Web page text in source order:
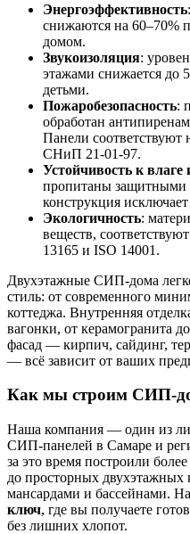
Энергоэффективность
снижаются на 60–70%
домом.
Звукоизоляция:
этажами снижается до
детьми.
Пожаробезопасность:
обработан
Панели соответствуют
СНиП 21-01-97.
Устойчивость к влаге
пропитаны защитными
конструкция исключает
Экологичность:
веществ,
13165 и ISO 14001.
Двухэтажные СИП-дома
стиль: от современного
коттеджа. Внутренняя
вагонки, от керамогранита
фасад — кирпич, сайдинг,
— всё зависит от ваших
Как мы строим СИП-
Наша компания — один из
СИП-панелей в Самаре и
за это время построили
до просторных двухэтажных
мансардами и бассейнами.
ключ, где вы получаете
без лишних хлопот.